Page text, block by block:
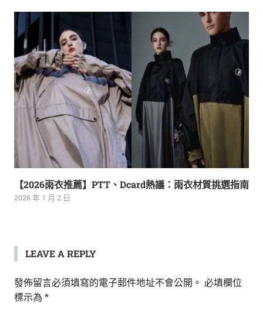
【2026雨衣推薦】PTT、Dcard熱議：雨衣材質挑選指南
2026 年 1 月 2 日
LEAVE A REPLY
發佈留言必須填寫的電子郵件地址不會公開。 必填欄位
標示為 *